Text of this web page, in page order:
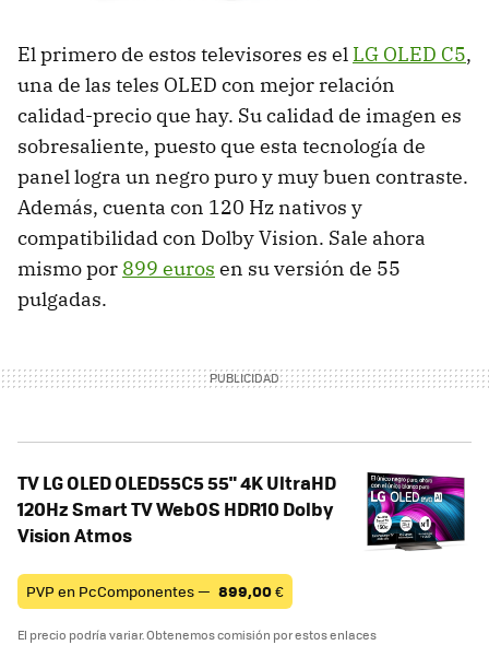
El primero de estos televisores es el LG OLED C5,
una de las teles OLED con mejor relación
calidad-precio que hay. Su calidad de imagen es
sobresaliente, puesto que esta tecnología de
panel logra un negro puro y muy buen contraste.
Además, cuenta con 120 Hz nativos y
compatibilidad con Dolby Vision. Sale ahora
mismo por 899 euros en su versión de 55
pulgadas.
TV LG OLED OLED55C5 55" 4K UltraHD
120Hz Smart TV WebOS HDR10 Dolby
Vision Atmos
PVP en PcComponentes — 899,00€
El precio podría variar. Obtenemos comisión por estos enlaces